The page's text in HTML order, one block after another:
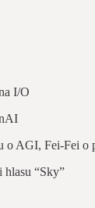
I/O
o AGI, Fei-Fei o
hlasu “Sky”